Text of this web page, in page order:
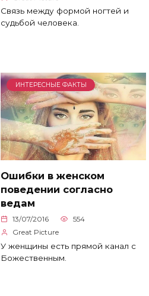
Связь между формой ногтей и
судьбой человека.
ИНТЕРЕСНЫЕ ФАКТЫ
Ошибки в женском
поведении согласно
ведам
13/07/2016
554
Great Picture
У женщины есть прямой канал с
Божественным.